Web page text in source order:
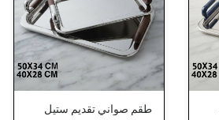
طقم صواني تقديم ستيل